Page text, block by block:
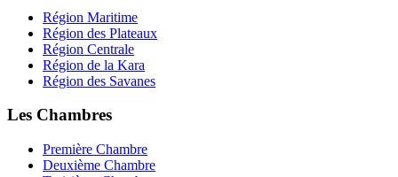
Région Maritime
Région des Plateaux
Région Centrale
Région de la Kara
Région des Savanes
Les Chambres
Première Chambre
Deuxième Chambre